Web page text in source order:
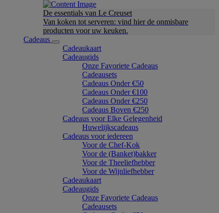
De essentials van Le Creuset
Van koken tot serveren: vind hier de onmisbare
producten voor uw keuken.
Cadeaus
Cadeaukaart
Cadeaugids
Onze Favoriete Cadeaus
Cadeausets
Cadeaus Onder €50
Cadeaus Onder €100
Cadeaus Onder €250
Cadeaus Boven €250
Cadeaus voor Elke Gelegenheid
Huwelijkscadeaus
Cadeaus voor iedereen
Voor de Chef-Kok
Voor de (Banket)bakker
Voor de Theeliefhebber
Voor de Wijnliefhebber
Cadeaukaart
Cadeaugids
Onze Favoriete Cadeaus
Cadeausets